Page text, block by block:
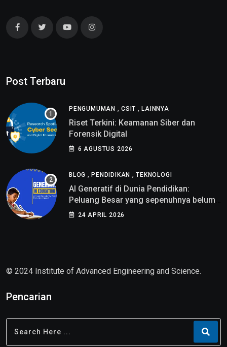
Post Terbaru
PENGUMUMAN , CSIT ,LAINNYA
Riset Terkini: Keamanan Siber dan
Forensik Digital
6 AGUSTUS 2026
BLOG ,PENDIDIKAN ,TEKNOLOGI
AI Generatif di Dunia Pendidikan:
Peluang Besar yang sepenuhnya belum
di pahami
24 APRIL 2026
© 2024 Institute of Advanced Engineering and Science.
Pencarian